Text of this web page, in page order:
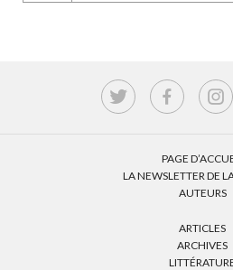
PAGE
LA NEWSLETTER DE
AUTEURS
ARTICLES
ARCHIVES